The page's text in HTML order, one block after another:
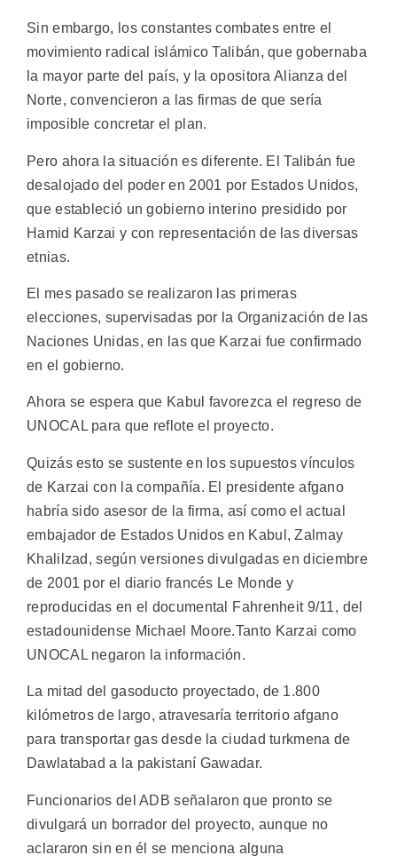
Sin embargo, los constantes combates entre el
movimiento radical islámico Talibán, que gobernaba
la mayor parte del país, y la opositora Alianza del
Norte, convencieron a las firmas de que sería
imposible concretar el plan.
Pero ahora la situación es diferente. El Talibán fue
desalojado del poder en 2001 por Estados Unidos,
que estableció un gobierno interino presidido por
Hamid Karzai y con representación de las diversas
etnias.
El mes pasado se realizaron las primeras
elecciones, supervisadas por la Organización de las
Naciones Unidas, en las que Karzai fue confirmado
en el gobierno.
Ahora se espera que Kabul favorezca el regreso de
UNOCAL para que reflote el proyecto.
Quizás esto se sustente en los supuestos vínculos
de Karzai con la compañía. El presidente afgano
habría sido asesor de la firma, así como el actual
embajador de Estados Unidos en Kabul, Zalmay
Khalilzad, según versiones divulgadas en diciembre
de 2001 por el diario francés Le Monde y
reproducidas en el documental Fahrenheit 9/11, del
estadounidense Michael Moore.Tanto Karzai como
UNOCAL negaron la información.
La mitad del gasoducto proyectado, de 1.800
kilómetros de largo, atravesaría territorio afgano
para transportar gas desde la ciudad turkmena de
Dawlatabad a la pakistaní Gawadar.
Funcionarios del ADB señalaron que pronto se
divulgará un borrador del proyecto, aunque no
aclararon sin en él se menciona alguna